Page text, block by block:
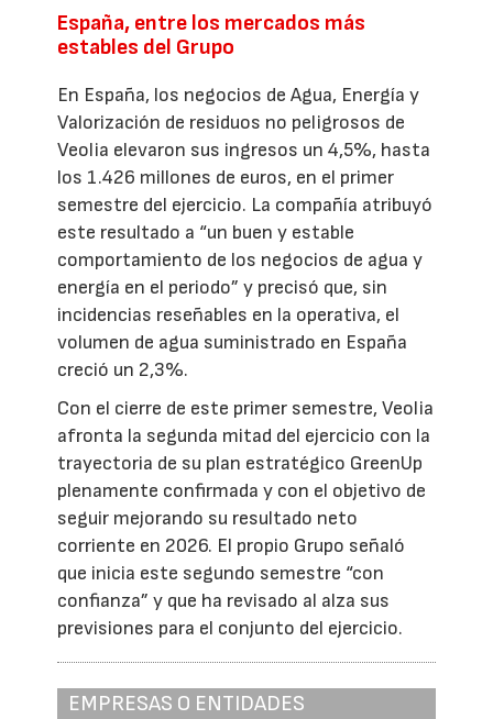
España, entre los mercados más
estables del Grupo
En España, los negocios de Agua, Energía y
Valorización de residuos no peligrosos de
Veolia elevaron sus ingresos un 4,5%, hasta
los 1.426 millones de euros, en el primer
semestre del ejercicio. La compañía atribuyó
este resultado a “un buen y estable
comportamiento de los negocios de agua y
energía en el periodo” y precisó que, sin
incidencias reseñables en la operativa, el
volumen de agua suministrado en España
creció un 2,3%.
Con el cierre de este primer semestre, Veolia
afronta la segunda mitad del ejercicio con la
trayectoria de su plan estratégico GreenUp
plenamente confirmada y con el objetivo de
seguir mejorando su resultado neto
corriente en 2026. El propio Grupo señaló
que inicia este segundo semestre “con
confianza” y que ha revisado al alza sus
previsiones para el conjunto del ejercicio.
EMPRESAS O ENTIDADES